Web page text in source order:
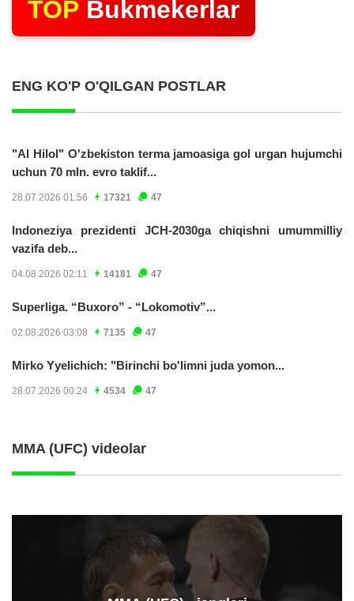
TOP Bukmekerlar
ENG KO'P O'QILGAN POSTLAR
"Al Hilol" O'zbekiston terma jamoasiga gol urgan hujumchi
uchun 70 mln. evro taklif...
28.07.2026 01:56 17321 47
Indoneziya prezidenti JCH-2030ga chiqishni umummilliy
vazifa deb...
04.08.2026 02:11 14181 47
Superliga. “Buxoro” - “Lokomotiv”...
02.08.2026 03:08 7135 47
Mirko Yyelichich: "Birinchi bo'limni juda yomon...
28.07.2026 00:24 4534 47
MMA (UFC) videolar